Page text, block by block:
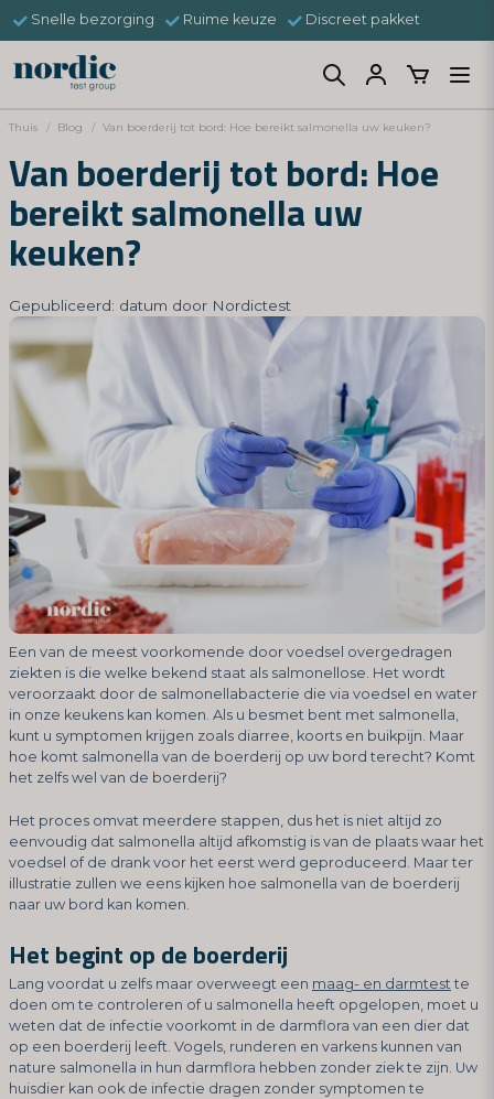
Snelle bezorging Ruime keuze Discreet pakket
Thuis Blog Van boerderij tot bord: Hoe bereikt salmonella uw keuken?
Van boerderij tot bord: Hoe
bereikt salmonella uw
keuken?
Gepubliceerd: datum door Nordictest
Een van de meest voorkomende door voedsel overgedragen
ziekten is die welke bekend staat als salmonellose. Het wordt
veroorzaakt door de salmonellabacterie die via voedsel en water
in onze keukens kan komen. Als u besmet bent met salmonella,
kunt u symptomen krijgen zoals diarree, koorts en buikpijn. Maar
hoe komt salmonella van de boerderij op uw bord terecht? Komt
het zelfs wel van de boerderij?
Het proces omvat meerdere stappen, dus het is niet altijd zo
eenvoudig dat salmonella altijd afkomstig is van de plaats waar het
voedsel of de drank voor het eerst werd geproduceerd. Maar ter
illustratie zullen we eens kijken hoe salmonella van de boerderij
naar uw bord kan komen.
Het begint op de boerderij
Lang voordat u zelfs maar overweegt een maag- en darmtest te
doen om te controleren of u salmonella heeft opgelopen, moet u
weten dat de infectie voorkomt in de darmflora van een dier dat
op een boerderij leeft. Vogels, runderen en varkens kunnen van
nature salmonella in hun darmflora hebben zonder ziek te zijn. Uw
huisdier kan ook de infectie dragen zonder symptomen te